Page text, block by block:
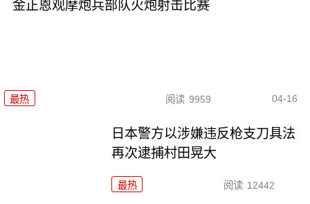
金正恩观摩炮兵部队火炮射击比赛
最热 阅读 9959 04-16
日本警方以涉嫌违反枪支刀具法
再次逮捕村田晃大
最热 阅读 12442